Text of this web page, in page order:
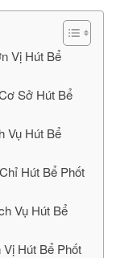
Vị Hút Bể
Sở Hút Bể
Vụ Hút Bể
Hút Bể Phốt
Vụ Hút Bể
Hút Bể Phốt